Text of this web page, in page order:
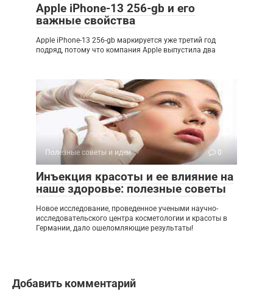
Apple iPhone-13 256-gb и его
важные свойства
Apple iPhone-13 256-gb маркируется уже третий год
подряд, потому что компания Apple выпустила два
Полезные советы и идеи 0
Инъекция красоты и ее влияние на
наше здоровье: полезные советы
Новое исследование, проведенное учеными научно-
исследовательского центра косметологии и красоты в
Германии, дало ошеломляющие результаты!
Добавить комментарий